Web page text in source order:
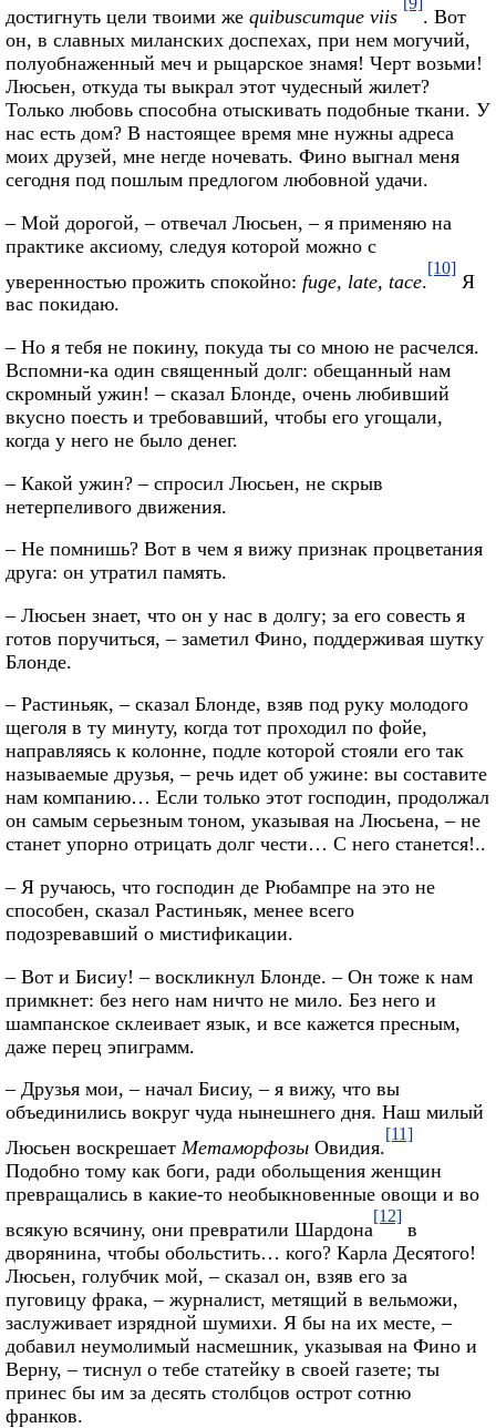
достигнуть цели твоими же quibuscumque viis
. Вот
он, в славных миланских доспехах, при нем могучий,
полуобнаженный меч и рыцарское знамя! Черт возьми!
Люсьен, откуда ты выкрал этот чудесный жилет?
Только любовь способна отыскивать подобные ткани. У
нас есть дом? В настоящее время мне нужны адреса
моих друзей, мне негде ночевать. Фино выгнал меня
сегодня под пошлым предлогом любовной удачи.
– Мой дорогой, – отвечал Люсьен, – я применяю на
практике аксиому, следуя которой можно с
уверенностью прожить спокойно: fuge, late, tace.
[10]
Я
вас покидаю.
– Но я тебя не покину, покуда ты со мною не расчелся.
Вспомни-ка один священный долг: обещанный нам
скромный ужин! – сказал Блонде, очень любивший
вкусно поесть и требовавший, чтобы его угощали,
когда у него не было денег.
– Какой ужин? – спросил Люсьен, не скрыв
нетерпеливого движения.
– Не помнишь? Вот в чем я вижу признак процветания
друга: он утратил память.
– Люсьен знает, что он у нас в долгу; за его совесть я
готов поручиться, – заметил Фино, поддерживая шутку
Блонде.
– Растиньяк, – сказал Блонде, взяв под руку молодого
щеголя в ту минуту, когда тот проходил по фойе,
направляясь к колонне, подле которой стояли его так
называемые друзья, – речь идет об ужине: вы составите
нам компанию… Если только этот господин, продолжал
он самым серьезным тоном, указывая на Люсьена, – не
станет упорно отрицать долг чести… С него станется!..
– Я ручаюсь, что господин де Рюбампре на это не
способен, сказал Растиньяк, менее всего
подозревавший о мистификации.
– Вот и Бисиу! – воскликнул Блонде. – Он тоже к нам
примкнет: без него нам ничто не мило. Без него и
шампанское склеивает язык, и все кажется пресным,
даже перец эпиграмм.
– Друзья мои, – начал Бисиу, – я вижу, что вы
объединились вокруг чуда нынешнего дня. Наш милый
Люсьен воскрешает Метаморфозы Овидия.
[11]
Подобно тому как боги, ради обольщения женщин
превращались в какие-то необыкновенные овощи и во
всякую всячину, они превратили Шардона
[12]
в
дворянина, чтобы обольстить… кого? Карла Десятого!
Люсьен, голубчик мой, – сказал он, взяв его за
пуговицу фрака, – журналист, метящий в вельможи,
заслуживает изрядной шумихи. Я бы на их месте, –
добавил неумолимый насмешник, указывая на Фино и
Верну, – тиснул о тебе статейку в своей газете; ты
принес бы им за десять столбцов острот сотню
франков.